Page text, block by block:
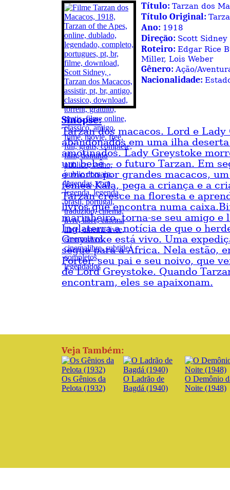
Título: Tarzan dos
Título Original:
Ano: 1918
Direção: Scott Sidney
Roteiro: Edgar Rice
Miller, Lois Weber
Gênero:Ação/
Nacionalidade:
Sinopse:
Tarzan dos macacos. Lord e Lady
abandonados em uma ilha
amotinados. Lady Greystoke
um bebê -- o futuro Tarzan. Em
é morto por grandes macacos,
fêmea Kala, pega a criança e a
Tarzan cresce na floresta e
livros que encontra numa
marinheiro, torna-se seu amigo e
Inglaterra a notícia de que o
Greystoke está vivo. Uma
segue para a África. Nela estão,
Porter, seu pai e seu noivo, que
de Lord Greystoke. Quando
encontram, eles se apaixonam.
Veja Também:
Os Gênios da
Pelota (1932)
O Ladrão de
Bagdá (1940)
O Demônio
Noite (1948)